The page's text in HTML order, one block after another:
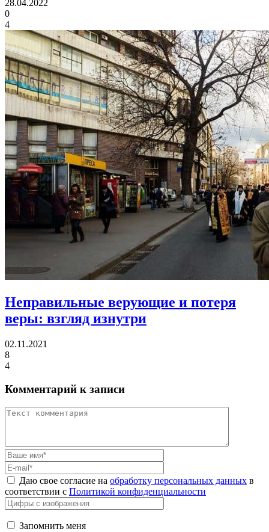
28.04.2022
0
4
Неправильные верующие и потеря
веры: взгляд изнутри
02.11.2021
8
4
Комментарий к записи
Даю свое согласие на обработку персональных данных в
соответствии с Политикой конфиденциальности
Запомнить меня